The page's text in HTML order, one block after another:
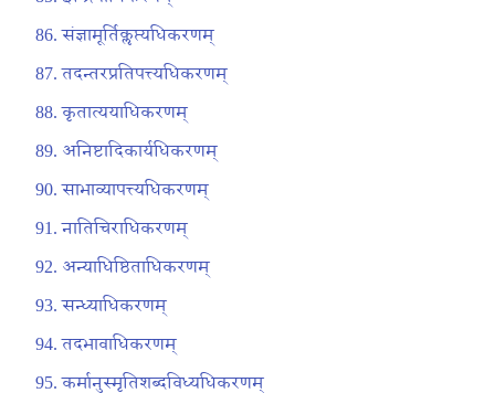
संज्ञामूर्तिकॢप्त्यधिकरणम्
तदन्तरप्रतिपत्त्यधिकरणम्
कृतात्ययाधिकरणम्
अनिष्टादिकार्यधिकरणम्
साभाव्यापत्त्यधिकरणम्
नातिचिराधिकरणम्
अन्याधिष्ठिताधिकरणम्
सन्ध्याधिकरणम्
तदभावाधिकरणम्
कर्मानुस्मृतिशब्दविध्यधिकरणम्